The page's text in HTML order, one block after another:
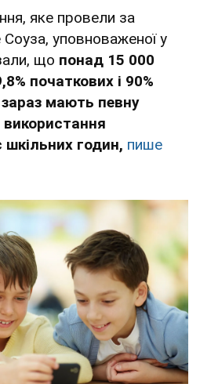
яке провели за
Соуза, уповноваженої у
що понад 15 000
початкових і 90%
мають певну
шкільних годин, пише